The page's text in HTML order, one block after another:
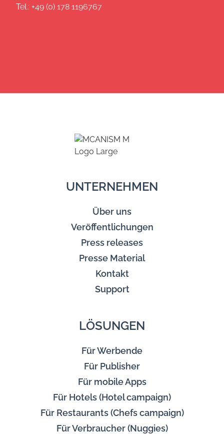
Tel.: +49 (0) 178 1196767
UNTERNEHMEN
Über uns
Veröffentlichungen
Press releases
Presse Material
Kontakt
Support
LÖSUNGEN
Für Werbende
Für Publisher
Für mobile Apps
Für Hotels (Hotel campaign)
Für Restaurants (Chefs campaign)
Für Verbraucher (Nuggies)